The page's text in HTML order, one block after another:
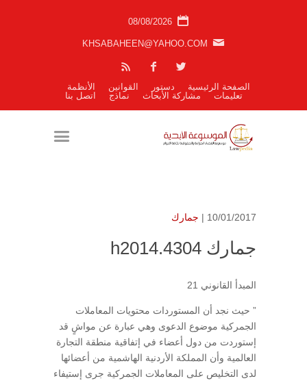
08/08/2026
KHSABAHEEN@YAHOO.COM
الصفحة الرئيسية دستور القوانين
الأنظمة
تعليمات
مشاركة الأبحاث نماذج اتصل بنا
10/01/2017 | جمارك
جمارك h2014.4304
المبدأ القانوني 21
” حيث نجد أن المستوردات محتويات المعاملات
الجمركية موضوع الدعوى وهي عبارة عن مواشٍ قد
إستوردت من دول أعضاء في إتفاقية منطقة التجارة
العالمية وأن المملكة الأردنية الهاشمية من أعضائها
لدى التخليص على المعاملات الجمركية جرى إستيفاء